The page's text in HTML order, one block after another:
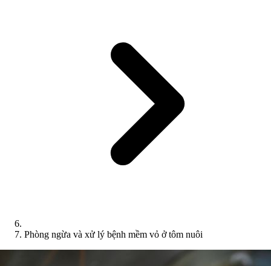
Phòng ngừa và xử lý bệnh mềm vỏ ở tôm nuôi